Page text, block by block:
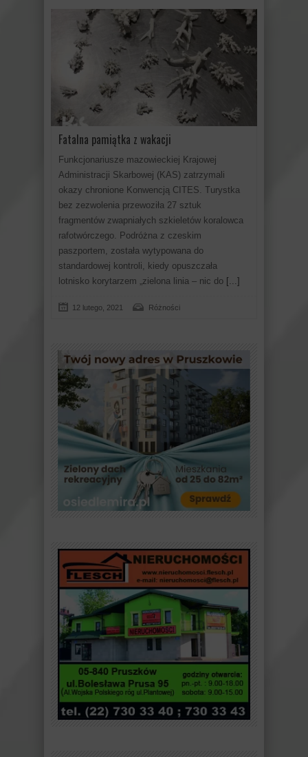
Fatalna pamiątka z wakacji
Funkcjonariusze mazowieckiej Krajowej
Administracji Skarbowej (KAS) zatrzymali
okazy chronione Konwencją CITES. Turystka
bez zezwolenia przewoziła 27 sztuk
fragmentów zwapniałych szkieletów koralowca
rafotwórczego. Podróżna z czeskim
paszportem, została wytypowana do
standardowej kontroli, kiedy opuszczała
lotnisko korytarzem „zielona linia – nic do [...]
12 lutego, 2021 Różności